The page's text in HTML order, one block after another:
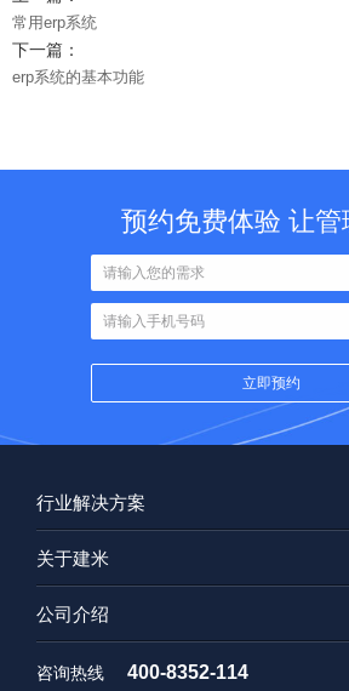
常用erp系统
下一篇：
erp系统的基本功能
预约免费体验 让管
行业解决方案
关于建米
公司介绍
咨询热线 400-8352-114